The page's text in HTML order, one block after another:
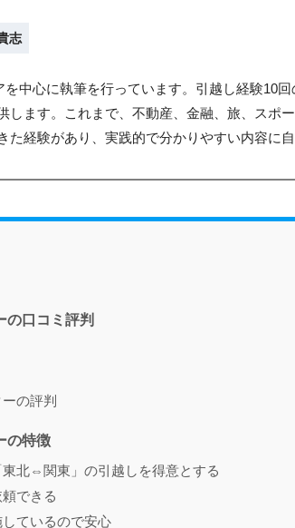
志
を中心に執筆を行っています。引越し経験10
します。これまで、不動産、金融、旅、スポ
た経験があり、実践的で分かりやすい内容に自
の口コミ評判
の評判
の特徴
北⇔関東」の引越しを得意とする
できる
ているので安心